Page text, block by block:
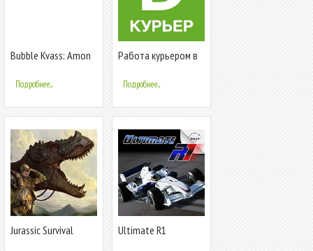
Bubble Kvass: Amon
Подробнее...
Работа курьером в
Подробнее...
Jurassic Survival
Ultimate R1